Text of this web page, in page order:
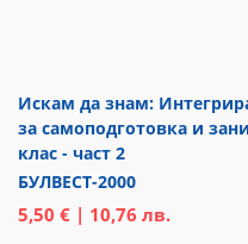
Искам да знам:
за самоподготовка и
клас - част 2
БУЛВЕСТ-2000
5,50 € | 10,76 лв.